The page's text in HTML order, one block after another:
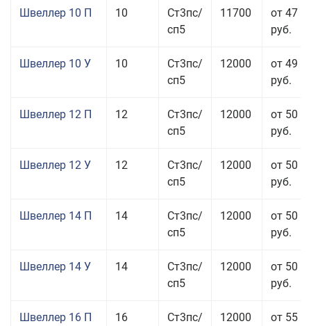
Швеллер 10 П 10
Ст3пс/
сп5
11700
от 47
руб.
Швеллер 10 У 10
Ст3пс/
сп5
12000
от 49
руб.
Швеллер 12 П 12
Ст3пс/
сп5
12000
от 50
руб.
Швеллер 12 У 12
Ст3пс/
сп5
12000
от 50
руб.
Швеллер 14 П 14
Ст3пс/
сп5
12000
от 50
руб.
Швеллер 14 У 14
Ст3пс/
сп5
12000
от 50
руб.
Швеллер 16 П 16
Ст3пс/
12000
от 55